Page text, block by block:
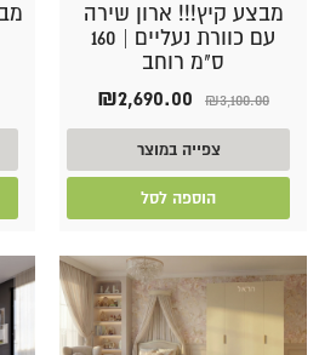
מבצע קיץ!!! ארון שירה
עם כוורת נעליים | 160
ס"מ רוחב
₪3,100.00
המחיר
היה:
₪3,100.00.
₪2,690.00
₪2,690.00.
צפייה במוצר
הוספה לסל